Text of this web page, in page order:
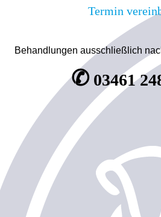
Termin
Behandlungen ausschließlich
✆03461